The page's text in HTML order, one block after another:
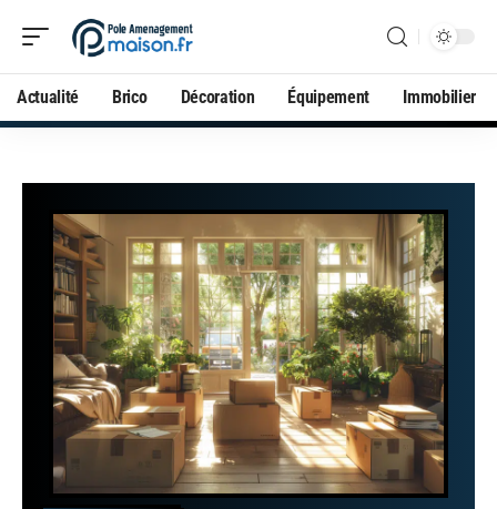
Actualité Brico Décoration Équipement Immobilier